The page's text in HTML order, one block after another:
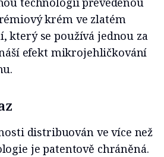
krém ve zlatém
který se používá jednou za
efekt mikrojehličkování
distribuován ve více než
je patentově chráněná.